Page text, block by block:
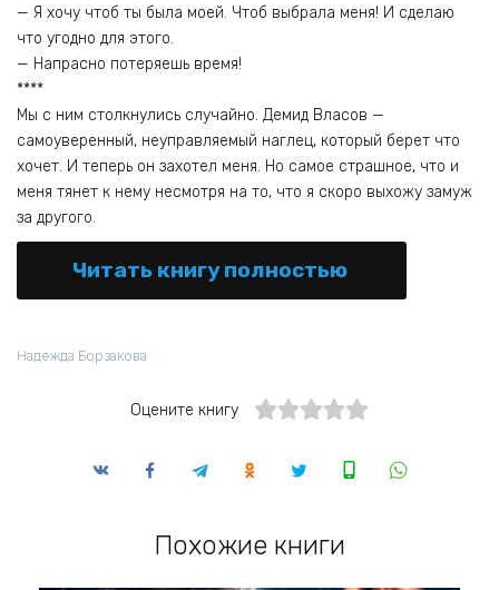
— Я хочу чтоб ты была моей. Чтоб выбрала меня! И сделаю
что угодно для этого.
— Напрасно потеряешь время!
****
Мы с ним столкнулись случайно. Демид Власов —
самоуверенный, неуправляемый наглец, который берет что
хочет. И теперь он захотел меня. Но самое страшное, что и
меня тянет к нему несмотря на то, что я скоро выхожу замуж
за другого.
Читать книгу полностью
Надежда Борзакова
Оцените книгу
Похожие книги